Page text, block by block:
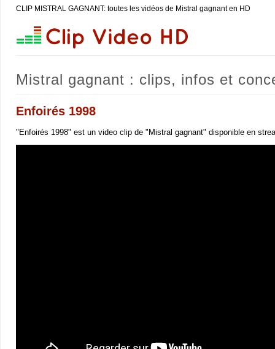
CLIP MISTRAL GAGNANT: toutes les vidéos de Mistral gagnant en HD
Mistral gagnant : clips, infos et
Enfoirés 1998
"Enfoirés 1998" est un video clip de "Mistral gagnant" disponible en